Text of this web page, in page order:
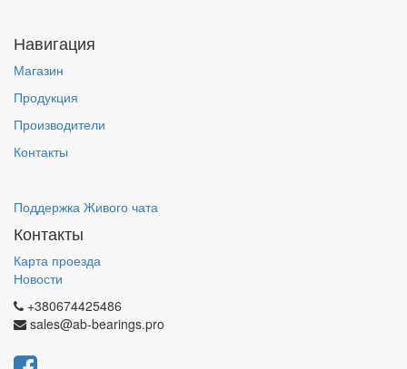
Навигация
Магазин
Продукция
Производители
Контакты
Поддержка Живого чата
Контакты
Карта проезда
Новости
+380674425486
sales@ab-bearings.pro